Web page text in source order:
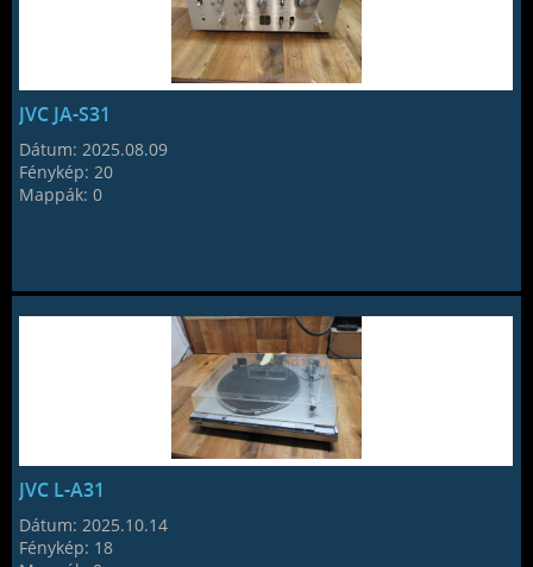
JVC JA-S31
Dátum:2025.08.09
Fénykép:20
Mappák:0
JVC L-A31
Dátum: 2025.10.14
Fénykép: 18